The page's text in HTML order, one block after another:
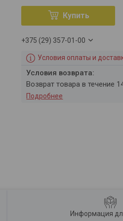
Купить
+375 (29) 357-01-00
Условия оплаты и
возврат товара в течение
Подробнее
Информация